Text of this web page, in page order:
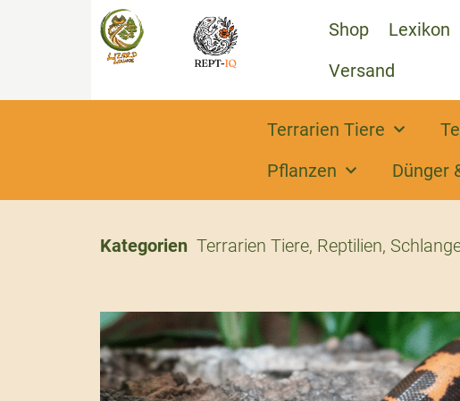
Shop Lexikon
Versand
Terrarien Tiere
Pflanzen
Dünger
Kategorien Terrarien Tiere, Reptilien,